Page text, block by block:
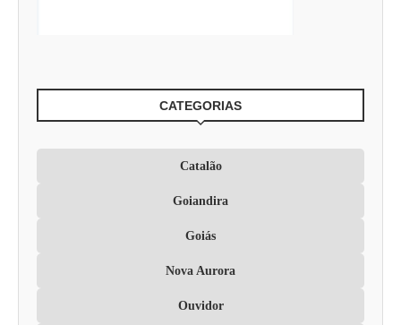
CATEGORIAS
Catalão
Goiandira
Goiás
Nova Aurora
Ouvidor